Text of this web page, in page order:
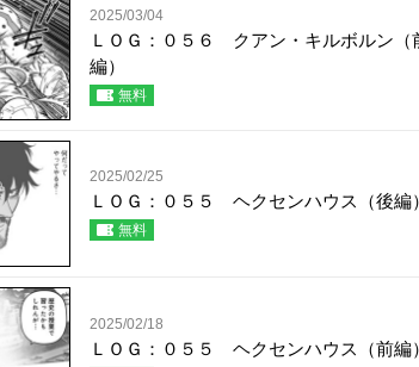
2025/03/04
ＬＯＧ：０５６ クアン・キルボルン（
編）
無料
2025/02/25
ＬＯＧ：０５５ ヘクセンハウス（後編
無料
2025/02/18
ＬＯＧ：０５５ ヘクセンハウス（前編